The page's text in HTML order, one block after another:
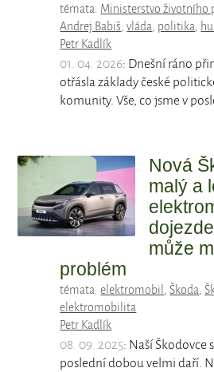
témata: Ministerstvo životního
Andrej Babiš,vláda, politika,
Petr Kadlík
01. 04. 2026: Dnešní ráno
otřásla základy české
komunity. Vše, co jsme v
Nová
malý a
může
problém
témata:elektromobil ,Škoda,
elektromobilita
Petr Kadlík
08. 09. 2025: Naší
poslední dobou velmi daří.